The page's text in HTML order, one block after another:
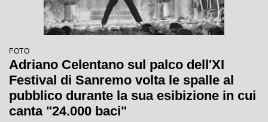
FOTO
Adriano Celentano sul palco dell'XI
Festival di Sanremo volta le spalle al
pubblico durante la sua esibizione in cui
canta "24.000 baci"